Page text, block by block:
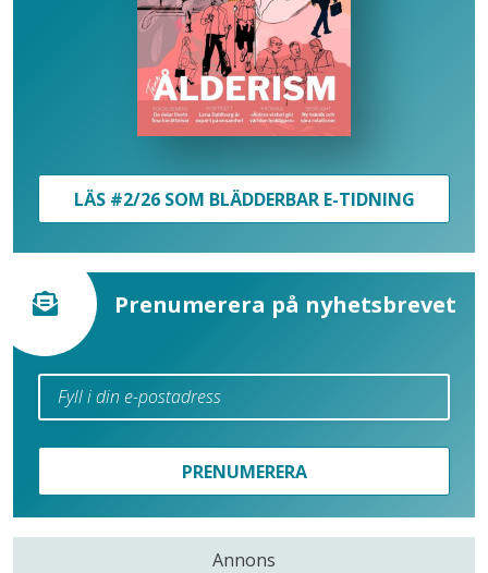
LÄS #2/26 SOM BLÄDDERBAR E-TIDNING
Prenumerera på nyhetsbrevet
PRENUMERERA
Annons